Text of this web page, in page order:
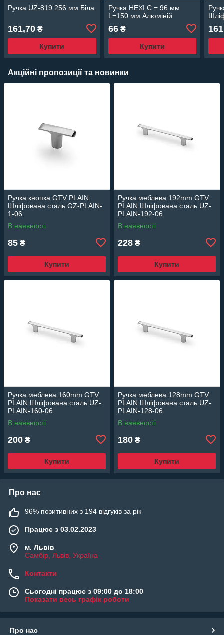
Ручка UZ-819 256 мм Біла
161,70 ₴
Купити
Ручка HEXI C = 96 мм
L=150 мм Алюміній
66₴
Купити
Акційні пропозиції та новинки
Ручка кнопка GTV PLAIN
Шліфована сталь GZ-PLAIN-
1-06
В наявності
85 ₴
Купити
Ручка меблева 192mm GTV
PLAIN Шліфована сталь UZ-
PLAIN-192-06
В наявності
228 ₴
Купити
Ручка меблева 160mm GTV
PLAIN Шліфована сталь UZ-
PLAIN-160-06
В наявності
200 ₴
Купити
Ручка меблева 128mm GTV
PLAIN Шліфована сталь UZ-
PLAIN-128-06
В наявності
180 ₴
Купити
Про нас
96% позитивних з 194 відгуків за рік
Працює з 03.02.2023
м. Львів
Самбір, Львів, Україна
Контакти
Сьогодні працює з 09:00 до 18:00
Показати весь графік роботи
Про нас